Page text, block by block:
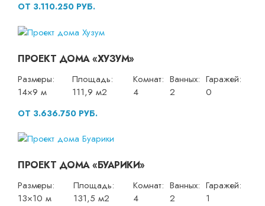
ОТ 3.110.250 РУБ.
ПРОЕКТ ДОМА «ХУЗУМ»
Размеры:
14×9 м
Площадь:
111,9 м2
Комнат:
4
Ванных:
2
Гаражей:
0
ОТ 3.636.750 РУБ.
ПРОЕКТ ДОМА «БУАРИКИ»
Размеры:
13×10 м
Площадь:
131,5 м2
Комнат:
4
Ванных:
2
Гаражей:
1